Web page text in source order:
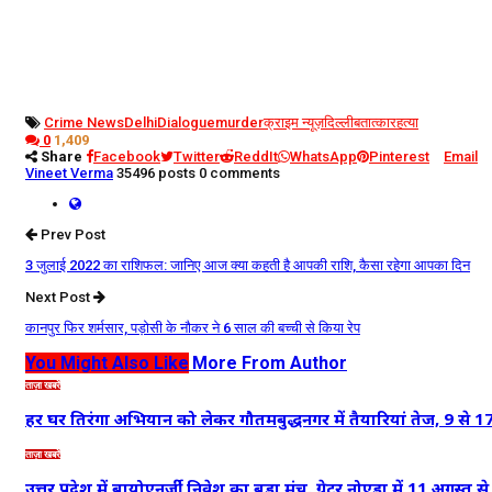
Crime NewsDelhiDialoguemurderक्राइम न्यूज़दिल्लीबतात्कारहत्या
0 1,409
Share
Facebook Twitter ReddIt WhatsApp Pinterest
Email
Vineet Verma 35496 posts 0 comments
Prev Post
3 जुलाई 2022 का राशिफल: जानिए आज क्या कहती है आपकी राशि, कैसा रहेगा आपका दिन
Next Post
कानपुर फिर शर्मसार, पड़ोसी के नौकर ने 6 साल की बच्ची से किया रेप
You Might Also Like More From Author
ताज़ा खबरें
हर घर तिरंगा अभियान को लेकर गौतमबुद्धनगर में तैयारियां तेज, 9 से
ताज़ा खबरें
उत्तर प्रदेश में बायोएनर्जी निवेश का बड़ा मंच, ग्रेटर नोएडा में 11 अगस्त